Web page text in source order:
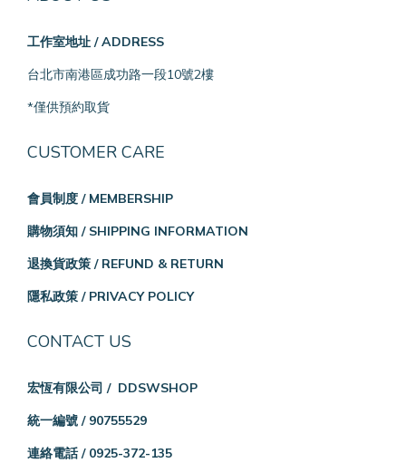
工作室地址 / ADDRESS
台北市南港區成功路一段10號2樓
*僅供預約取貨
CUSTOMER CARE
會員制度 / MEMBERSHIP
購物須知 / SHIPPING INFORMATION
退換貨政策 / REFUND & RETURN
隱私政策 / PRIVACY POLICY
CONTACT US
宏恆有限公司 / DDSWSHOP
統一編號 / 90755529
連絡電話 / 0925-372-135